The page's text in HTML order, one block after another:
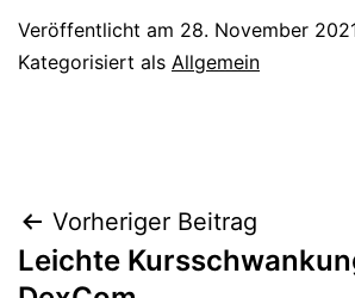
Veröffentlicht am 28. November
Kategorisiert als Allgemein
Vorheriger Beitrag
Leichte